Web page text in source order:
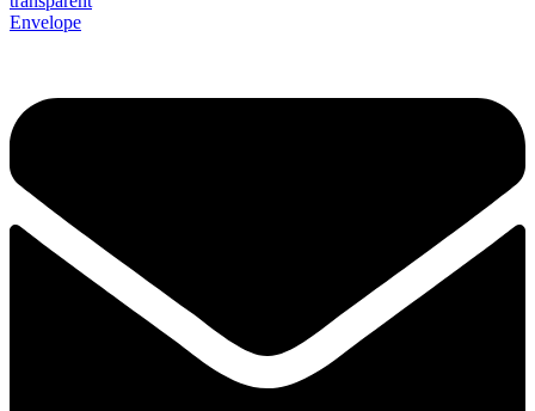
Envelope